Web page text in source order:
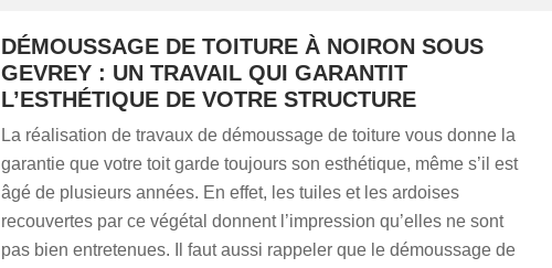
DÉMOUSSAGE DE TOITURE À NOIRON SOUS
GEVREY : UN TRAVAIL QUI GARANTIT
L’ESTHÉTIQUE DE VOTRE STRUCTURE
La réalisation de travaux de démoussage de toiture vous donne la
garantie que votre toit garde toujours son esthétique, même s’il est
âgé de plusieurs années. En effet, les tuiles et les ardoises
recouvertes par ce végétal donnent l’impression qu’elles ne sont
pas bien entretenues. Il faut aussi rappeler que le démoussage de